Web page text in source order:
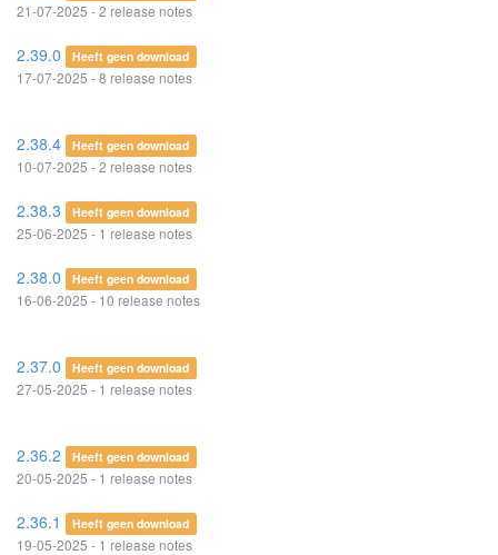
21-07-2025 - 2 release notes
2.39.0 Heeft geen download
17-07-2025 - 8 release notes
2.38.4 Heeft geen download
10-07-2025 - 2 release notes
2.38.3 Heeft geen download
25-06-2025 - 1 release notes
2.38.0 Heeft geen download
16-06-2025 - 10 release notes
2.37.0 Heeft geen download
27-05-2025 - 1 release notes
2.36.2 Heeft geen download
20-05-2025 - 1 release notes
2.36.1 Heeft geen download
19-05-2025 - 1 release notes